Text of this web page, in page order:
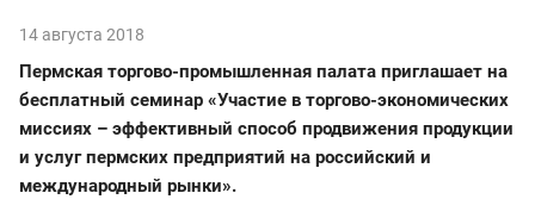
14 августа 2018
Пермская торгово-промышленная палата приглашает на
бесплатный семинар «Участие в торгово-экономических
миссиях – эффективный способ продвижения продукции
и услуг пермских предприятий на российский и
международный рынки».